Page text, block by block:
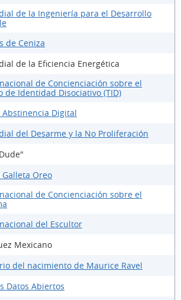
de la Ingeniería para el Desarrollo
de Ceniza
de la Eficiencia Energética
de Concienciación sobre el
de Identidad Disociativo (TID)
Abstinencia Digital
del Desarme y la No Proliferación
Oreo
de Concienciación sobre el
del Escultor
Mexicano
del nacimiento de Maurice Ravel
Datos Abiertos